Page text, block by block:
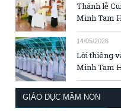
Thánh lễ
Minh Tam
14/05/2026
Lời thiêng
Minh Tam
GIÁO DỤC MẦM NON